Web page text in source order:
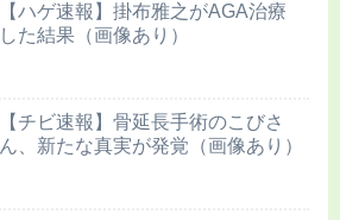
【ハゲ速報】掛布雅之がAGA治療
した結果（画像あり）
【チビ速報】骨延長手術のこびさ
ん、新たな真実が発覚（画像あり）